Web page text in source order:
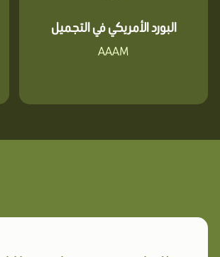
البورد الأمريكي في التجميل
AAAM